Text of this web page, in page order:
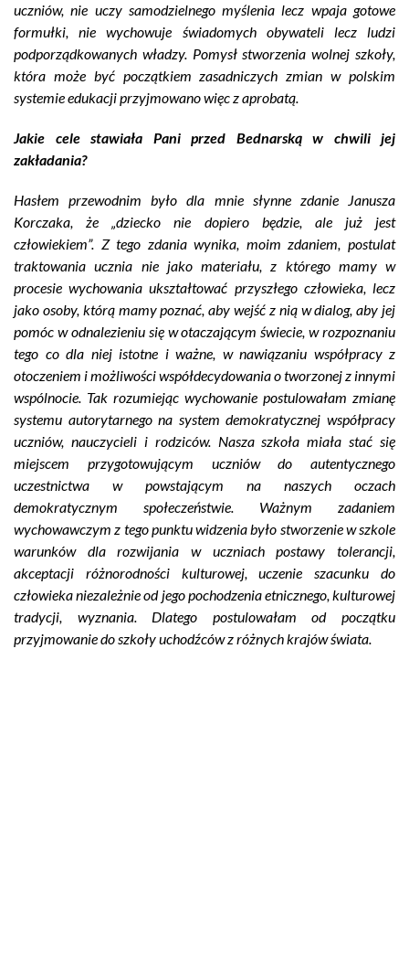
uczniów, nie uczy samodzielnego myślenia lecz wpaja gotowe
formułki, nie wychowuje świadomych obywateli lecz ludzi
podporządkowanych władzy. Pomysł stworzenia wolnej szkoły,
która może być początkiem zasadniczych zmian w polskim
systemie edukacji przyjmowano więc z aprobatą.
Jakie cele stawiała Pani przed Bednarską w chwili jej
zakładania?
Hasłem przewodnim było dla mnie słynne zdanie Janusza
Korczaka, że „dziecko nie dopiero będzie, ale już jest
człowiekiem”. Z tego zdania wynika, moim zdaniem, postulat
traktowania ucznia nie jako materiału, z którego mamy w
procesie wychowania ukształtować przyszłego człowieka, lecz
jako osoby, którą mamy poznać, aby wejść z nią w dialog, aby jej
pomóc w odnalezieniu się w otaczającym świecie, w rozpoznaniu
tego co dla niej istotne i ważne, w nawiązaniu współpracy z
otoczeniem i możliwości współdecydowania o tworzonej z innymi
wspólnocie. Tak rozumiejąc wychowanie postulowałam zmianę
systemu autorytarnego na system demokratycznej współpracy
uczniów, nauczycieli i rodziców. Nasza szkoła miała stać się
miejscem przygotowującym uczniów do autentycznego
uczestnictwa w powstającym na naszych oczach
demokratycznym społeczeństwie. Ważnym zadaniem
wychowawczym z tego punktu widzenia było stworzenie w szkole
warunków dla rozwijania w uczniach postawy tolerancji,
akceptacji różnorodności kulturowej, uczenie szacunku do
człowieka niezależnie od jego pochodzenia etnicznego, kulturowej
tradycji, wyznania. Dlatego postulowałam od początku
przyjmowanie do szkoły uchodźców z różnych krajów świata.